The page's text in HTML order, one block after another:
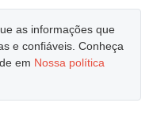
as informações que
e confiáveis. Conheça
em Nossa política